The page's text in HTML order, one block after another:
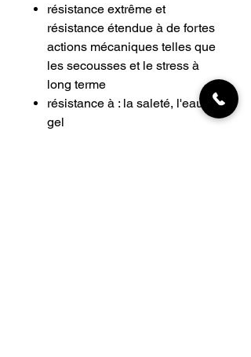
résistance extrême et
résistance étendue à de fortes
actions mécaniques telles que
les secousses et le stress à
long terme
résistance à : la saleté, l'eau, le
gel